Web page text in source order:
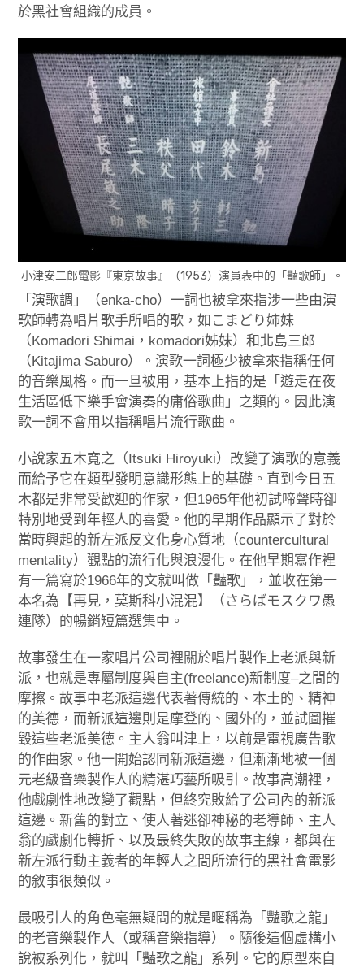
於黑社會組織的成員。
小津安二郎電影『東京故事』（1953）演員表中的「豔歌師」。
「演歌調」（enka-cho）一詞也被拿來指涉一些由演
歌師轉為唱片歌手所唱的歌，如こまどり姉妹
（Komadori Shimai，komadori姊妹）和北島三郎
（Kitajima Saburo）。演歌一詞極少被拿來指稱任何
的音樂風格。而一旦被用，基本上指的是「遊走在夜
生活區低下樂手會演奏的庸俗歌曲」之類的。因此演
歌一詞不會用以指稱唱片流行歌曲。
小說家五木寬之（Itsuki Hiroyuki）改變了演歌的意義
而給予它在類型發明意識形態上的基礎。直到今日五
木都是非常受歡迎的作家，但1965年他初試啼聲時卻
特別地受到年輕人的喜愛。他的早期作品顯示了對於
當時興起的新左派反文化身心質地（countercultural
mentality）觀點的流行化與浪漫化。在他早期寫作裡
有一篇寫於1966年的文就叫做「豔歌」，並收在第一
本名為【再見，莫斯科小混混】（さらばモスクワ愚
連隊）的暢銷短篇選集中。
故事發生在一家唱片公司裡關於唱片製作上老派與新
派，也就是專屬制度與自主(freelance)新制度–之間的
摩擦。故事中老派這邊代表著傳統的、本土的、精神
的美德，而新派這邊則是摩登的、國外的，並試圖摧
毀這些老派美德。主人翁叫津上，以前是電視廣告歌
的作曲家。他一開始認同新派這邊，但漸漸地被一個
元老級音樂製作人的精湛巧藝所吸引。故事高潮裡，
他戲劇性地改變了觀點，但終究敗給了公司內的新派
這邊。新舊的對立、使人著迷卻神秘的老導師、主人
翁的戲劇化轉折、以及最終失敗的故事主線，都與在
新左派行動主義者的年輕人之間所流行的黑社會電影
的敘事很類似。
最吸引人的角色毫無疑問的就是暱稱為「豔歌之龍」
的老音樂製作人（或稱音樂指導）。隨後這個虛構小
說被系列化，就叫「豔歌之龍」系列。它的原型來自